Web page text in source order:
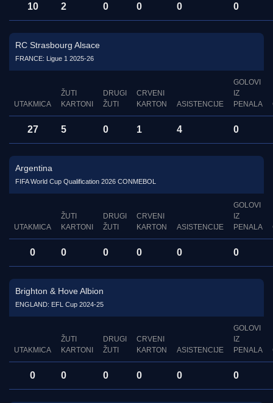
10 2 0 0 0 0
RC Strasbourg Alsace
FRANCE: Ligue 1 2025-26
UTAKMICA
ŽUTI
KARTONI
DRUGI
ŽUTI
CRVENI
KARTON
ASISTENCIJE
GOLOVI
IZ
PENALA
27 5 0 1 4 0
Argentina
FIFA World Cup Qualification 2026 CONMEBOL
UTAKMICA
ŽUTI
KARTONI
DRUGI
ŽUTI
CRVENI
KARTON
ASISTENCIJE
GOLOVI
IZ
PENALA
0 0 0 0 0 0
Brighton & Hove Albion
ENGLAND: EFL Cup 2024-25
UTAKMICA
ŽUTI
KARTONI
DRUGI
ŽUTI
CRVENI
KARTON
ASISTENCIJE
GOLOVI
IZ
PENALA
0 0 0 0 0 0